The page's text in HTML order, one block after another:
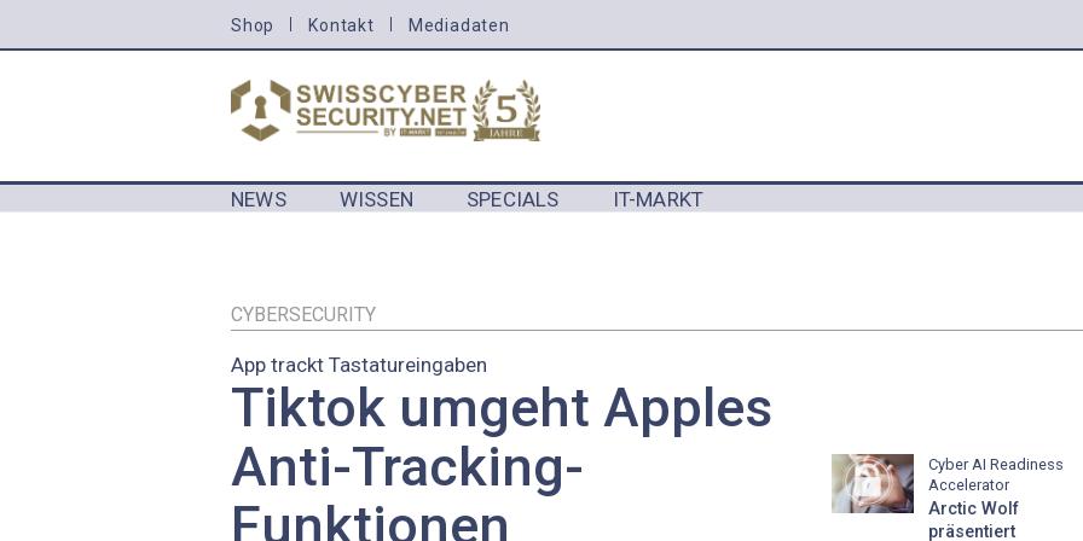
zum
MENU
Shop Kontakt Mediadaten
NEWS WISSEN SPECIALS IT-MARKT
CYBERSECURITY
App trackt Tastatureingaben
Tiktok umgeht Apples
Anti-Tracking-
Funktionen
Cyber AI Readiness
Accelerator
Arctic Wolf
präsentiert